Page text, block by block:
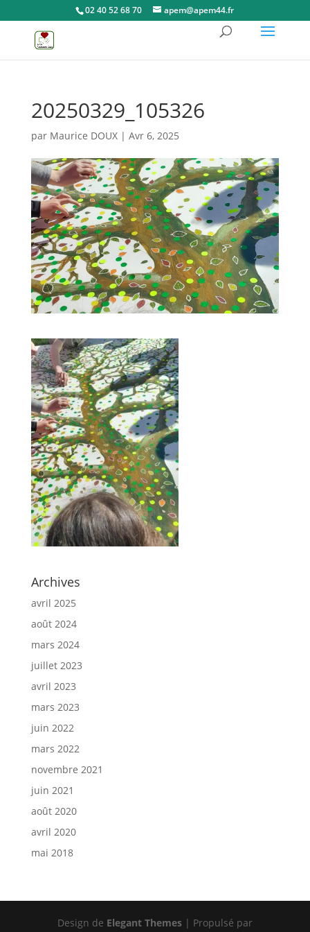
02 40 52 68 70 apem@apem44.fr
20250329_105326
par Maurice DOUX| Avr 6, 2025
Archives
avril 2025
août 2024
mars 2024
juillet 2023
avril 2023
mars 2023
juin 2022
mars 2022
novembre 2021
juin 2021
août 2020
avril 2020
mai 2018
Design de Elegant Themes| Propulsé par